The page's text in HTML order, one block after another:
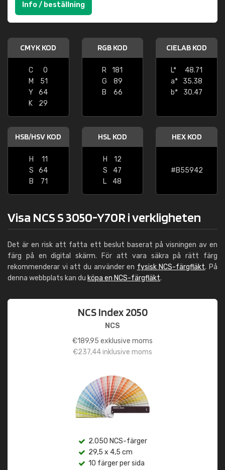
Info / beställning
CMYK KOD
C
0
M
51
Y
64
K
29
RGB KOD
R
181
G
89
B
66
CIELAB KOD
L*
48.71
a*
35.38
b*
30.47
HSB/HSV KOD
H
11
S
64
B
71
HSL KOD
H
12
S
47
L
48
HEX KOD
#B55942
Visa NCS S 3050-Y70R i verkligheten
Det är en risk att fatta ett beslut baserat på visningen av en
färg på en digital skärm. För att vara säkra på rätt färg
rekommenderar vi att du använder en fysisk NCS-färgfläkt. På
denna webbplats kan du köpa en NCS-färgfläkt.
NCS Index 2050
NCS
€189,95 exklusive moms
€237,44inklusive moms
2.050 NCS-färger
29,5 x 4,5 cm
10 färger per sida